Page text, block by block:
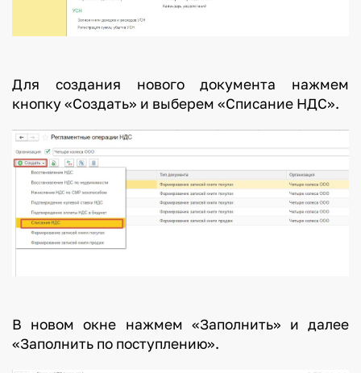
Для создания нового документа нажмем
кнопку «Создать» и выберем «Списание НДС».
В новом окне нажмем «Заполнить» и далее
«Заполнить по поступлению».